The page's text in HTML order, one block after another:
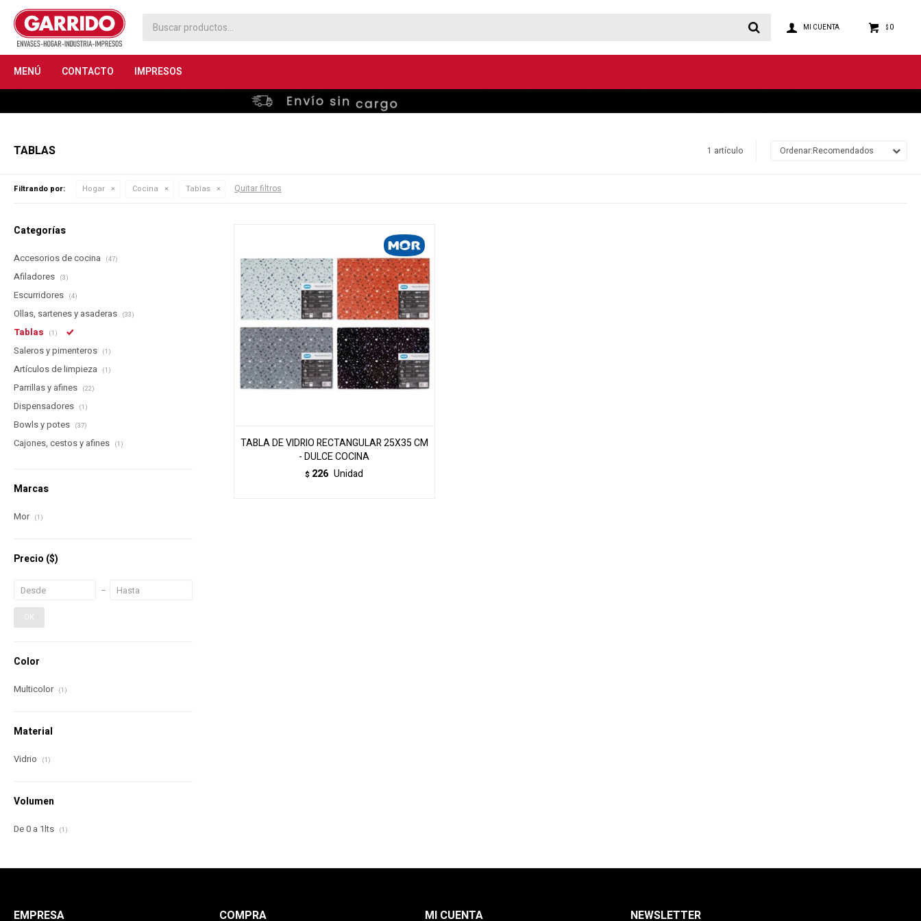
MENÚ CONTACTO IMPRESOS
$ 0
TABLAS 1 artículo Recomendados
Filtrando por: Hogar Cocina Tablas Quitar filtros
TABLA DE VIDRIO RECTANGULAR 25X35 CM
- DULCE COCINA
$ 226 Unidad
Categorías
Accesorios de cocina (47)
Afiladores (3)
Escurridores (4)
Ollas, sartenes y asaderas (33)
Tablas (1)
Saleros y pimenteros (1)
Artículos de limpieza (1)
Parrillas y afines (22)
Dispensadores (1)
Bowls y potes (37)
Cajones, cestos y afines (1)
Marcas
Mor (1)
Precio ($)
OK
Color
Multicolor (1)
Material
Vidrio (1)
Volumen
De 0 a 1lts (1)
EMPRESA COMPRA MI CUENTA NEWSLETTER